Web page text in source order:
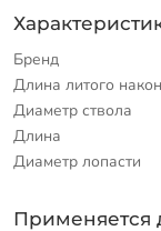
Бренд
Длина литого
Диаметр ствола
Длина
Диаметр лопасти
Применяется